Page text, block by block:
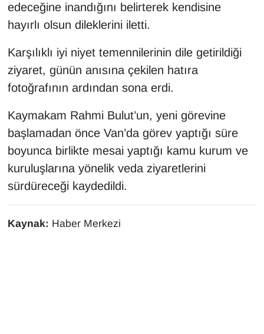
edeceğine inandığını belirterek kendisine
hayırlı olsun dileklerini iletti.
Karşılıklı iyi niyet temennilerinin dile getirildiği
ziyaret, günün anısına çekilen hatıra
fotoğrafının ardından sona erdi.
Kaymakam Rahmi Bulut’un, yeni görevine
başlamadan önce Van’da görev yaptığı süre
boyunca birlikte mesai yaptığı kamu kurum ve
kuruluşlarına yönelik veda ziyaretlerini
sürdüreceği kaydedildi.
Kaynak: Haber Merkezi
SİYASET
SPOR
TEBRİK
TEKNOLOJİ
Turizm
VAN'DA SPOR
YAŞAM